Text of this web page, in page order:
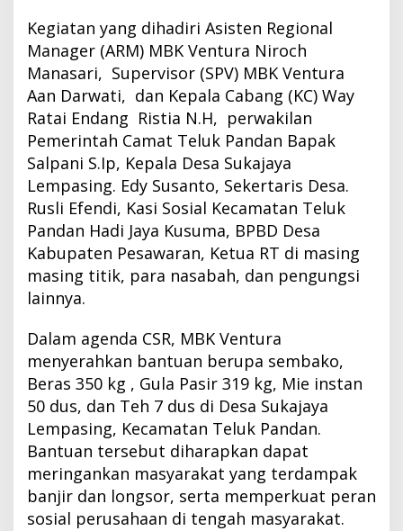
Kegiatan yang dihadiri Asisten Regional
Manager (ARM) MBK Ventura Niroch
Manasari, Supervisor (SPV) MBK Ventura
Aan Darwati, dan Kepala Cabang (KC) Way
Ratai Endang Ristia N.H, perwakilan
Pemerintah Camat Teluk Pandan Bapak
Salpani S.Ip, Kepala Desa Sukajaya
Lempasing. Edy Susanto, Sekertaris Desa.
Rusli Efendi, Kasi Sosial Kecamatan Teluk
Pandan Hadi Jaya Kusuma, BPBD Desa
Kabupaten Pesawaran, Ketua RT di masing
masing titik, para nasabah, dan pengungsi
lainnya.
Dalam agenda CSR, MBK Ventura
menyerahkan bantuan berupa sembako,
Beras 350 kg , Gula Pasir 319 kg, Mie instan
50 dus, dan Teh 7 dus di Desa Sukajaya
Lempasing, Kecamatan Teluk Pandan.
Bantuan tersebut diharapkan dapat
meringankan masyarakat yang terdampak
banjir dan longsor, serta memperkuat peran
sosial perusahaan di tengah masyarakat.